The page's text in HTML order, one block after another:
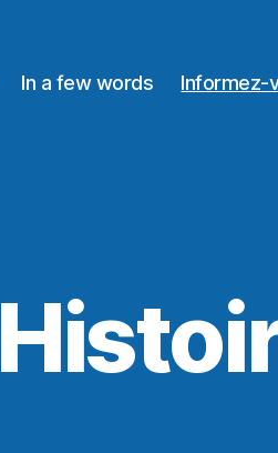
In a few words Informez-